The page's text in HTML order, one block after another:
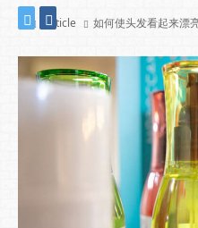
Article 如何使头发看起来漂